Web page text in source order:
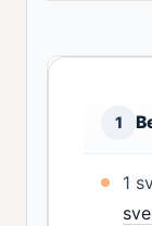
1
1